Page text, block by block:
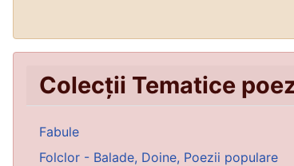
Colecții Tematice
Fabule
Folclor - Balade, Doine, Poezii populare